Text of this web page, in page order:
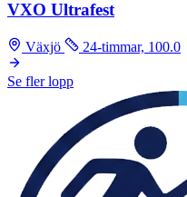
VXO Ultrafest
Växjö 24-timmar, 100.0
Se fler lopp